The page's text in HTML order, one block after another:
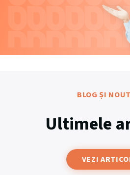
BLOG ȘI
Ultimele
VEZI